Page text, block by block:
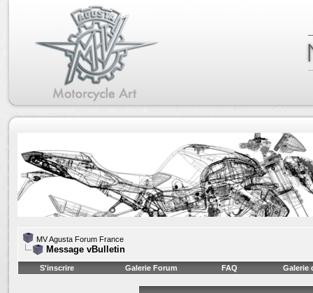
MV Agusta Forum France
Message vBulletin
S'inscrire Galerie Forum FAQ Galerie